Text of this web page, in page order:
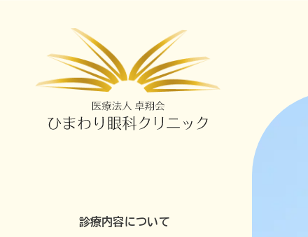
診療内容について